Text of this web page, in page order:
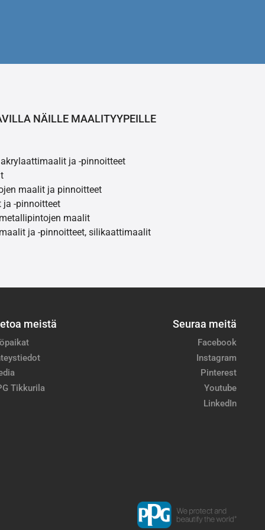
NÄILLE MAALITYYPEILLE
ja -pinnoitteet
maalit ja pinnoitteet
ja -pinnoitteet
maalit
ja -pinnoitteet, silikaattimaalit
meistä
Tikkurila
Seuraa meitä
Facebook
Instagram
Pinterest
Youtube
LinkedIn